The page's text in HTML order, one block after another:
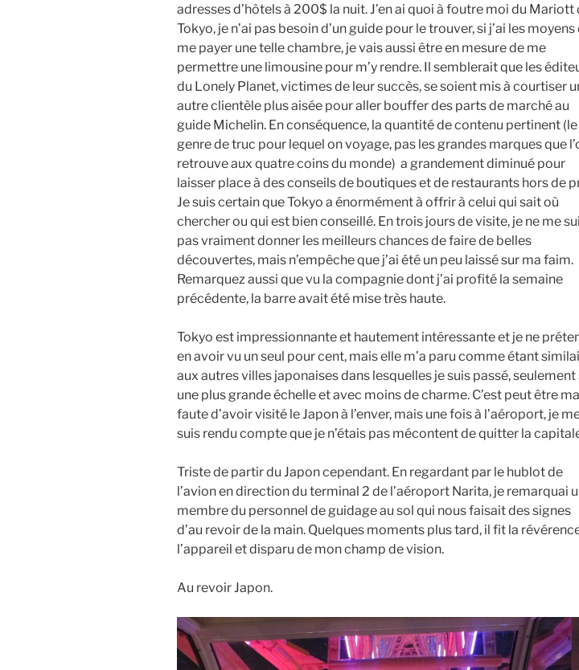
adresses d’hôtels à 200$ la nuit. J’en ai quoi à foutre moi du Mariott
Tokyo, je n’ai pas besoin d’un guide pour le trouver, si j’ai les moyens
me payer une telle chambre, je vais aussi être en mesure de me
permettre une limousine pour m’y rendre. Il semblerait que les
du Lonely Planet, victimes de leur succès, se soient mis à courtiser
autre clientèle plus aisée pour aller bouffer des parts de marché au
guide Michelin. En conséquence, la quantité de contenu pertinent (le
genre de truc pour lequel on voyage, pas les grandes marques que
retrouve aux quatre coins du monde) a grandement diminué pour
laisser place à des conseils de boutiques et de restaurants hors de
Je suis certain que Tokyo a énormément à offrir à celui qui sait où
chercher ou qui est bien conseillé. En trois jours de visite, je ne me
pas vraiment donner les meilleurs chances de faire de belles
découvertes, mais n’empêche que j’ai été un peu laissé sur ma faim.
Remarquez aussi que vu la compagnie dont j’ai profité la semaine
précédente, la barre avait été mise très haute.
Tokyo est impressionnante et hautement intéressante et je ne
en avoir vu un seul pour cent, mais elle m’a paru comme étant
aux autres villes japonaises dans lesquelles je suis passé, seulement
une plus grande échelle et avec moins de charme. C’est peut être ma
faute d’avoir visité le Japon à l’enver, mais une fois à l’aéroport, je
suis rendu compte que je n’étais pas mécontent de quitter la
Triste de partir du Japon cependant. En regardant par le hublot de
l’avion en direction du terminal 2 de l’aéroport Narita, je remarquai
membre du personnel de guidage au sol qui nous faisait des signes
d’au revoir de la main. Quelques moments plus tard, il fit la
l’appareil et disparu de mon champ de vision.
Au revoir Japon.